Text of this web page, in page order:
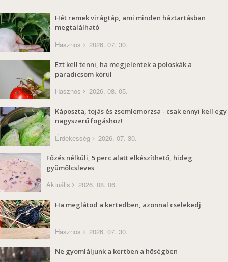
Hét remek virágtáp, ami minden háztartásban
megtalálható
Hasznos 2026. 07. 30.
Ezt kell tenni, ha megjelentek a poloskák a
paradicsom körül
Hasznos 2026. 08. 05.
Káposzta, tojás és zsemlemorzsa - csak ennyi kell egy
nagyszerű fogáshoz!
Érdekesség 2026. 07. 30.
Főzés nélküli, 5 perc alatt elkészíthető, hideg
gyümölcsleves
Aktuális 2026. 08. 06.
Ha meglátod a kertedben, azonnal cselekedj
Hasznos 2026. 07. 30.
Ne gyomláljunk a kertben a hőségben